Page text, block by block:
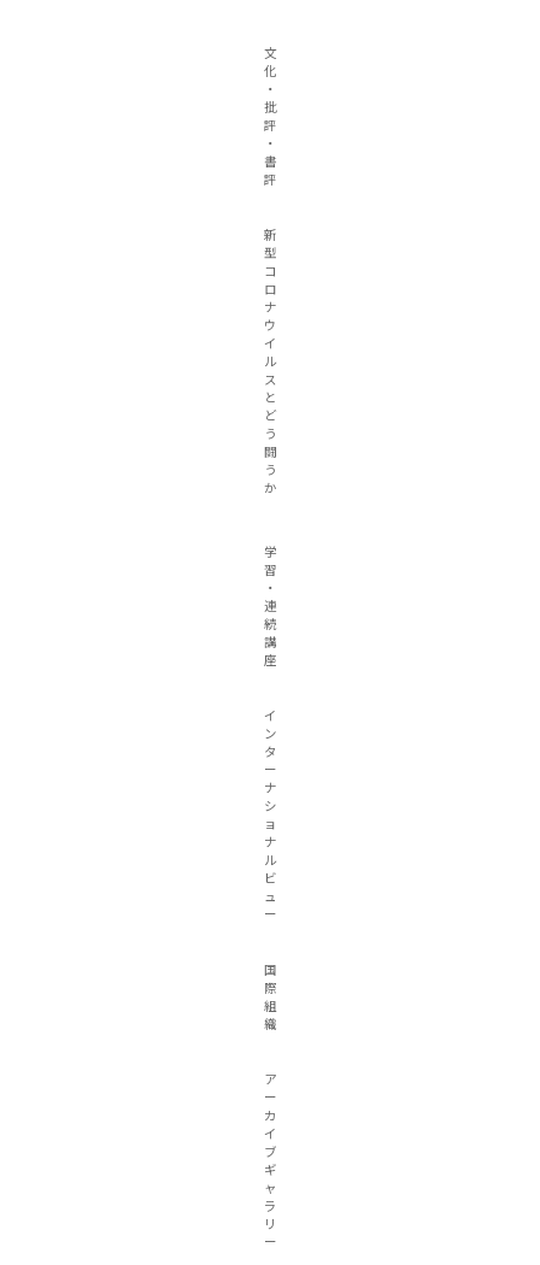
文
化
・
批
評
・
書
評
新
型
コ
ロ
ナ
ウ
イ
ル
ス
と
ど
う
闘
う
か
学
習
・
連
続
講
座
イ
ン
タ
ー
ナ
シ
ョ
ナ
ル
ビ
ュ
ー
国
際
組
織
ア
ー
カ
イ
ブ
ギ
ャ
ラ
リ
ー